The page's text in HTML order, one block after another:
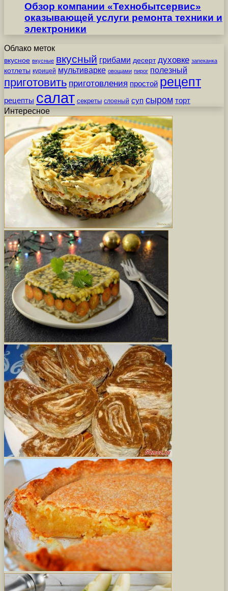
Обзор компании «Технобытсервис»
оказывающей услуги ремонта техники и
электроники
Облако меток
вкусное вкусные вкусный грибами десерт духовке запеканка
котлеты курицей мультиварке овощами пирог полезный
приготовить приготовления простой рецепт
рецепты салат секреты слоеный суп сыром торт
Интересное